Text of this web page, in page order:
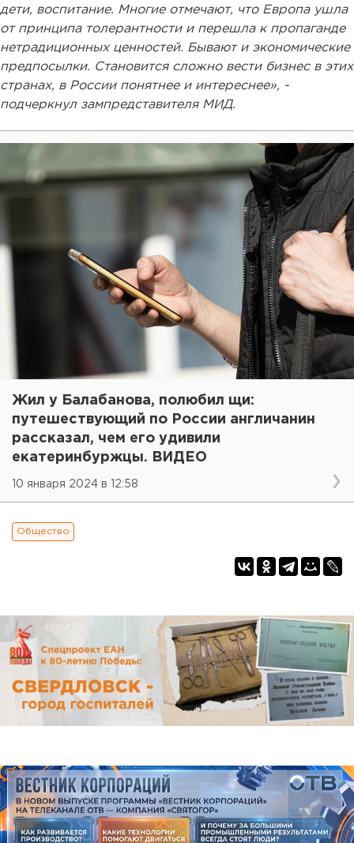
дети, воспитание. Многие отмечают, что Европа ушла
от принципа толерантности и перешла к пропаганде
нетрадиционных ценностей. Бывают и экономические
предпосылки. Становится сложно вести бизнес в этих
странах, в России понятнее и интереснее», -
подчеркнул зампредставителя МИД.
Жил у Балабанова, полюбил щи:
путешествующий по России англичанин
рассказал, чем его удивили
екатеринбуржцы. ВИДЕО
10 января 2024 в 12:58
Общество